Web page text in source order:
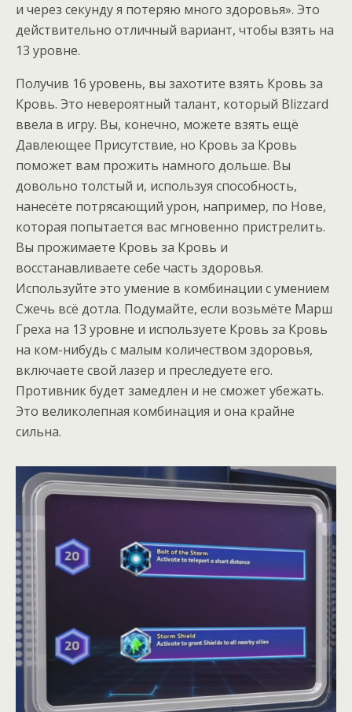
и через секунду я потеряю много здоровья». Это
действительно отличный вариант, чтобы взять на
13 уровне.
Получив 16 уровень, вы захотите взять Кровь за
Кровь. Это невероятный талант, который Blizzard
ввела в игру. Вы, конечно, можете взять ещё
Давлеющее Присутствие, но Кровь за Кровь
поможет вам прожить намного дольше. Вы
довольно толстый и, используя способность,
нанесёте потрясающий урон, например, по Нове,
которая попытается вас мгновенно пристрелить.
Вы прожимаете Кровь за Кровь и
восстанавливаете себе часть здоровья.
Используйте это умение в комбинации с умением
Сжечь всё дотла. Подумайте, если возьмёте Марш
Греха на 13 уровне и используете Кровь за Кровь
на ком-нибудь с малым количеством здоровья,
включаете свой лазер и преследуете его.
Противник будет замедлен и не сможет убежать.
Это великолепная комбинация и она крайне
сильна.